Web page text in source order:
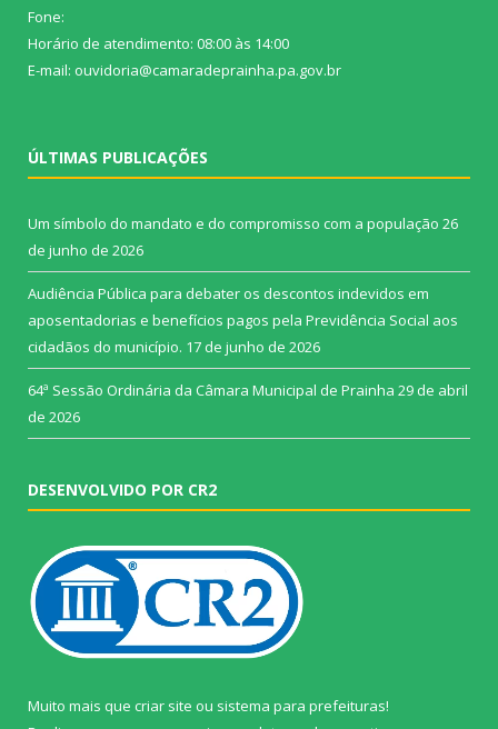
Fone:
Horário de atendimento: 08:00 às 14:00
E-mail: ouvidoria@camaradeprainha.pa.gov.br
ÚLTIMAS PUBLICAÇÕES
Um símbolo do mandato e do compromisso com a população 26
de junho de 2026
Audiência Pública para debater os descontos indevidos em
aposentadorias e benefícios pagos pela Previdência Social aos
cidadãos do município. 17 de junho de 2026
64ª Sessão Ordinária da Câmara Municipal de Prainha 29 de abril
de 2026
DESENVOLVIDO POR CR2
Muito mais que criar site ou sistema para prefeituras!